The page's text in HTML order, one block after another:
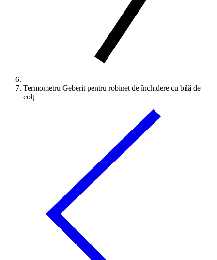
Termometru Geberit pentru robinet de închidere cu bilă de
colţ